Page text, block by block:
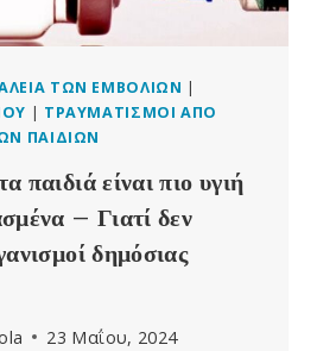
ΤΩΝ ΕΜΒΟΛΊΩΝ |
| ΤΡΑΥΜΑΤΙΣΜΟΊ ΑΠΌ
ΠΑΙΔΙΏΝ
παιδιά είναι πιο υγιή
– Γιατί δεν
δημόσιας
23 Μαΐου, 2024